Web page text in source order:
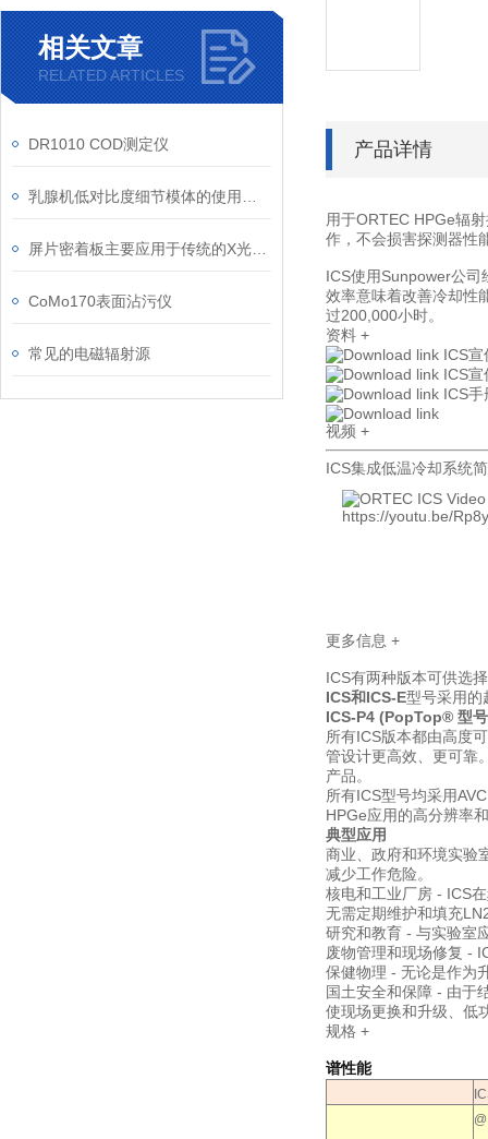
相关文章
RELATED ARTICLES
DR1010 COD测定仪
CoMo170表面沾污仪
常见的电磁辐射源
产品详情
用于ORTEC HPGe辐
作，不会损害探测器性
ICS使用Sunpower公
效率意味着改善冷却性
过200,000小时。
资料 +
ICS宣
ICS宣
ICS手
视频 +
ICS集成低温冷却系统
https://youtu.be/
更多信息 +
ICS有两种版本可供选
ICS和ICS-E型号采用的
ICS-P4 (PopTop® 型
所有ICS版本都由高度
管设计更高效、更可靠
产品。
所有ICS型号均采用
HPGe应用的高分辨率
典型应用
商业、政府和环境实验
减少工作危险。
核电和工业厂房 - ICS
无需定期维护和填充
研究和教育 - 与实验室
废物管理和现场修复 -
保健物理 - 无论是作为
国土安全和保障 - 由于
使现场更换和升级、低
规格 +
谱性能